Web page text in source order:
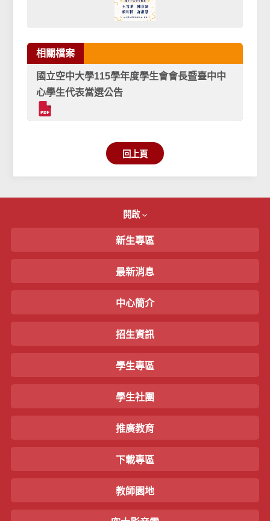
相關檔案
國立空中大學115學年度學生會會長暨臺中中
心學生代表當選公告
回上頁
開啟
新生專區
最新消息
中心簡介
招生資訊
學生專區
學生社團
推廣教育
下載專區
教師園地